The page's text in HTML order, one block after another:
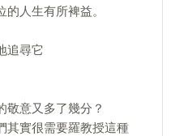
人生有所裨益。
追尋它
敬意又多了幾分？
其實很需要羅教授這種